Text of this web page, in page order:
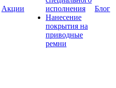
Акции
исполнения
Нанесение
покрытия на
приводные
ремни
Блог